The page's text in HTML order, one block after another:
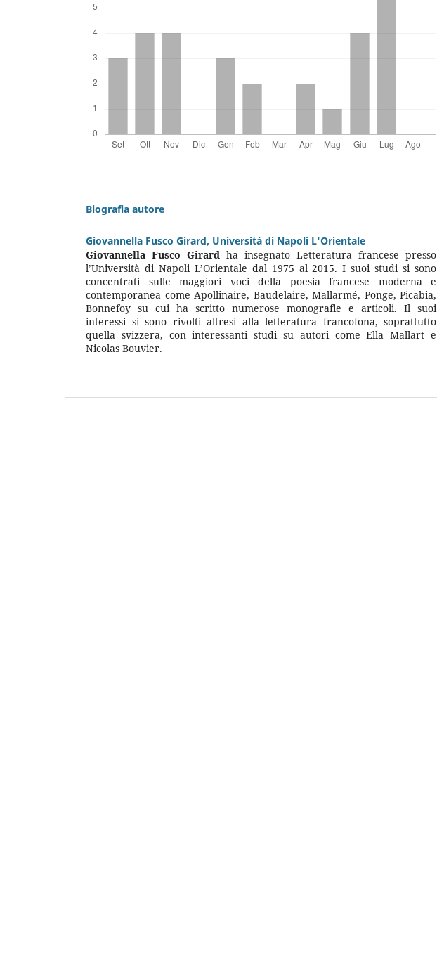
Biografia autore
Giovannella Fusco Girard, Università di Napoli L'Orientale
Giovannella Fusco Girard ha insegnato Letteratura francese presso
l’Università di Napoli L’Orientale dal 1975 al 2015. I suoi studi si sono
concentrati sulle maggiori voci della poesia francese moderna e
contemporanea come Apollinaire, Baudelaire, Mallarmé, Ponge, Picabia,
Bonnefoy su cui ha scritto numerose monografie e articoli. Il suoi
interessi si sono rivolti altresì alla letteratura francofona, soprattutto
quella svizzera, con interessanti studi su autori come Ella Mallart e
Nicolas Bouvier.